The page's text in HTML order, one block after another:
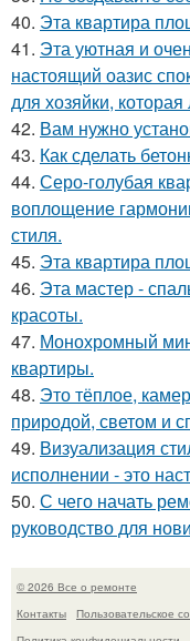
40. Эта квартира
41. Эта уютная и
настоящий оазис
для хозяйки,
42. Вам нужно
43. Как сделать
44. Серо-голубая
воплощение
стиля.
45. Эта квартира
46. Эта мастер -
красоты.
47. Монохромный
квартиры.
48. Это тёплое,
природой, светом и
49. Визуализация
исполнении - это
50. С чего начать
руководство для
© 2026 Все о ремонте
Контакты
Пользовательское